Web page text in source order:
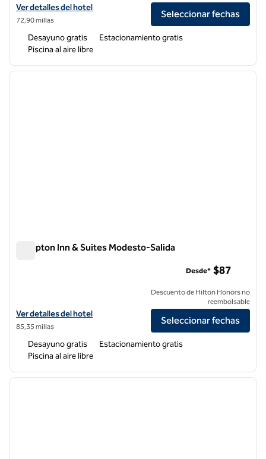
Ver detalles del hotel Hampton Inn & Suites Tulare
Ver detalles del hotel
72,90 millas
Seleccionar fechas
Desayuno gratis
Estacionamiento gratis
Piscina al aire libre
1 de 11
Hampton Inn & Suites Modesto-Salida
Ver detalles del hotel Hampton Inn & Suites Modesto-Salida
Ver detalles del hotel
85,35 millas
Desde* $87
Descuento de Hilton Honors no
reembolsable
Seleccionar fechas
Desayuno gratis
Estacionamiento gratis
Piscina al aire libre
1 de 12